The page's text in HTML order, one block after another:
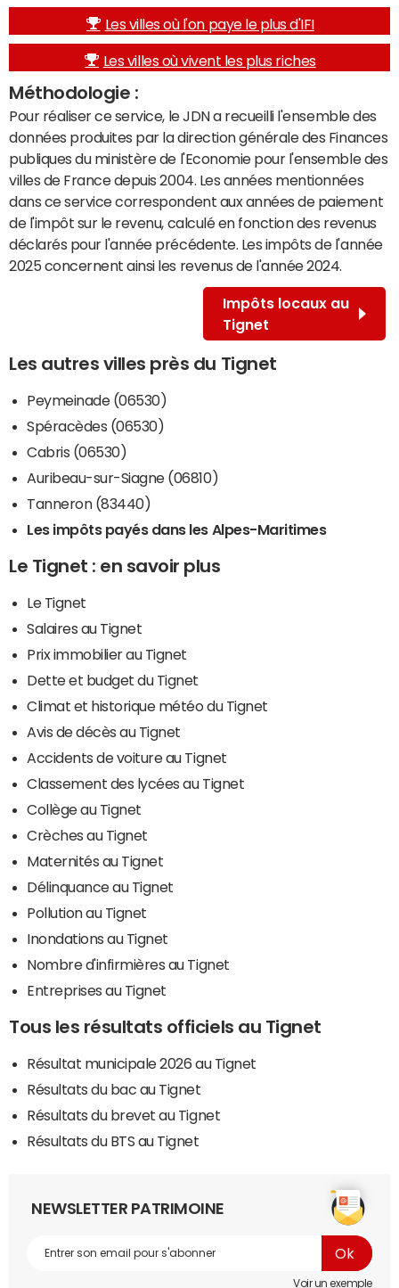
Les villes où l'on paye le plus d'IFI
Les villes où vivent les plus riches
Méthodologie :
Pour réaliser ce service, le JDN a recueilli l'ensemble des
données produites par la direction générale des Finances
publiques du ministère de l'Economie pour l'ensemble des
villes de France depuis 2004. Les années mentionnées
dans ce service correspondent aux années de paiement
de l'impôt sur le revenu, calculé en fonction des revenus
déclarés pour l'année précédente. Les impôts de l'année
2025 concernent ainsi les revenus de l'année 2024.
Impôts locaux au
Tignet
Les autres villes près du Tignet
Peymeinade (06530)
Spéracèdes (06530)
Cabris (06530)
Auribeau-sur-Siagne (06810)
Tanneron (83440)
Les impôts payés dans les Alpes-Maritimes
Le Tignet : en savoir plus
Le Tignet
Salaires au Tignet
Prix immobilier au Tignet
Dette et budget du Tignet
Climat et historique météo du Tignet
Avis de décès au Tignet
Accidents de voiture au Tignet
Classement des lycées au Tignet
Collège au Tignet
Crèches au Tignet
Maternités au Tignet
Délinquance au Tignet
Pollution au Tignet
Inondations au Tignet
Nombre d'infirmières au Tignet
Entreprises au Tignet
Tous les résultats officiels au Tignet
Résultat municipale 2026 au Tignet
Résultats du bac au Tignet
Résultats du brevet au Tignet
Résultats du BTS au Tignet
NEWSLETTER PATRIMOINE
Voir un exemple